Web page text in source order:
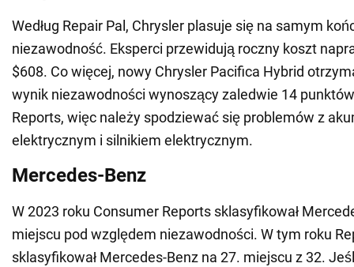
Według Repair Pal, Chrysler plasuje się na samym
niezawodność. Eksperci przewidują roczny koszt
$608. Co więcej, nowy Chrysler Pacifica Hybrid
wynik niezawodności wynoszący zaledwie 14
Reports, więc należy spodziewać się problemów z
elektrycznym i silnikiem elektrycznym.
Mercedes-Benz
W 2023 roku Consumer Reports sklasyfikował
miejscu pod względem niezawodności. W tym roku
sklasyfikował Mercedes-Benz na 27. miejscu z 32.